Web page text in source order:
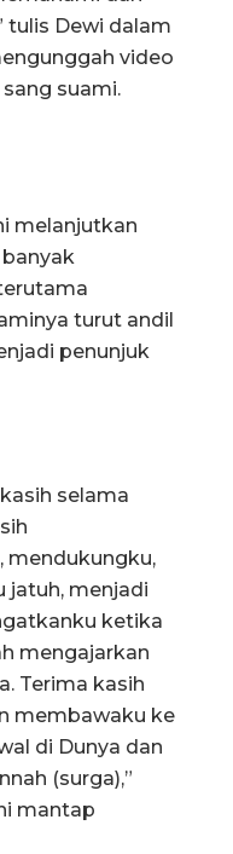
tulis Dewi dalam
video
suami.
melanjutkan
turut andil
penunjuk
selama
mendukungku,
jatuh, menjadi
ketika
mengajarkan
Terima kasih
membawaku ke
di Dunya dan
(surga),”
mantap